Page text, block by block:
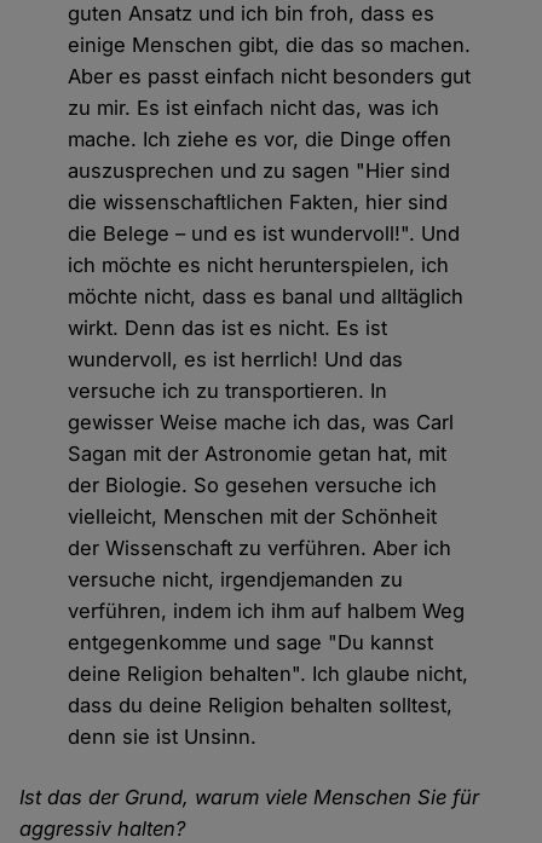
guten Ansatz und ich bin froh, dass es
einige Menschen gibt, die das so machen.
Aber es passt einfach nicht besonders gut
zu mir. Es ist einfach nicht das, was ich
mache. Ich ziehe es vor, die Dinge offen
auszusprechen und zu sagen "Hier sind
die wissenschaftlichen Fakten, hier sind
die Belege – und es ist wundervoll!". Und
ich möchte es nicht herunterspielen, ich
möchte nicht, dass es banal und alltäglich
wirkt. Denn das ist es nicht. Es ist
wundervoll, es ist herrlich! Und das
versuche ich zu transportieren. In
gewisser Weise mache ich das, was Carl
Sagan mit der Astronomie getan hat, mit
der Biologie. So gesehen versuche ich
vielleicht, Menschen mit der Schönheit
der Wissenschaft zu verführen. Aber ich
versuche nicht, irgendjemanden zu
verführen, indem ich ihm auf halbem Weg
entgegenkomme und sage "Du kannst
deine Religion behalten". Ich glaube nicht,
dass du deine Religion behalten solltest,
denn sie ist Unsinn.
Ist das der Grund, warum viele Menschen Sie für
aggressiv halten?